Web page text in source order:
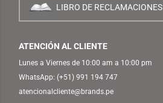
LIBRO DE RECLAMACIONES
ATENCIÓN AL CLIENTE
Lunes a Viernes de 10:00 am a 10:00 pm
WhatsApp: (+51) 991 194 747
atencionalcliente@brands.pe